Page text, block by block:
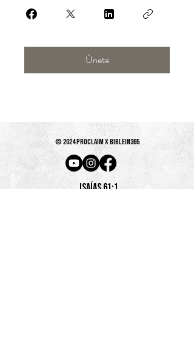
Únete
© 2024 PROCLAIM x biblein365
Isaías 61:1